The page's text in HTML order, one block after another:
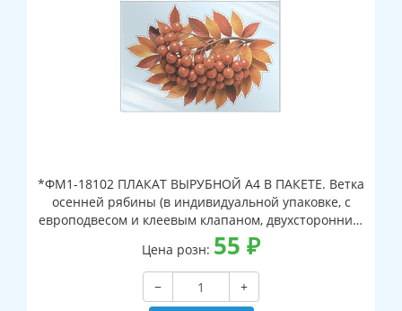
*ФМ1-18102 ПЛАКАТ ВЫРУБНОЙ А4 В ПАКЕТЕ. Ветка
осенней рябины (в индивидуальной упаковке, с
европодвесом и клеевым клапаном, двухсторонний,
ВД-лак)
Цена розн: 55 ₽
−
+